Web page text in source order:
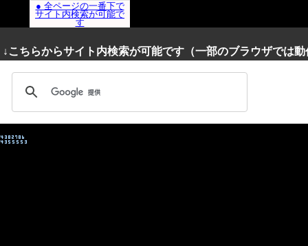
● 全ページの一番下で
サイト内検索が可能で
す
↓こちらからサイト内検索が可能です（一部のブラウザでは